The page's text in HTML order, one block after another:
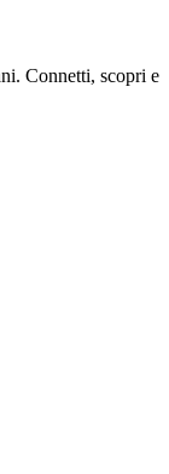
Connetti, scopri e